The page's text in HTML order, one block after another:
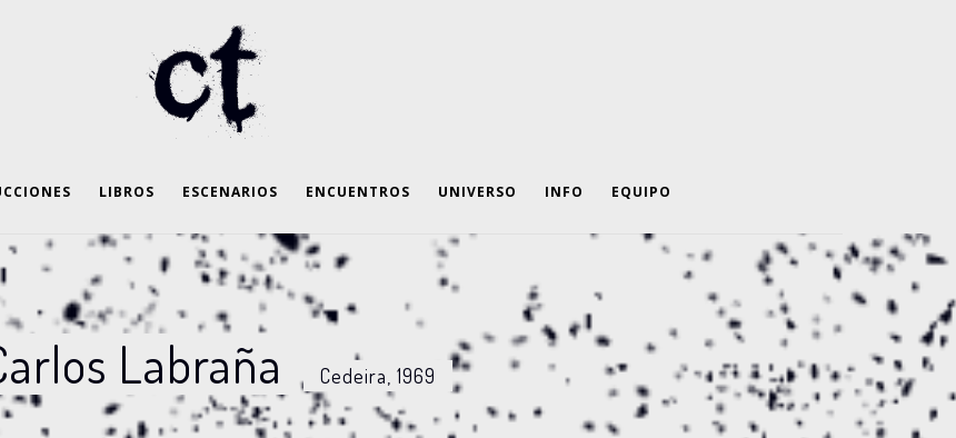
LIBROS ESCENARIOS ENCUENTROS UNIVERSO INFO EQUIPO
Labraña Cedeira, 1969